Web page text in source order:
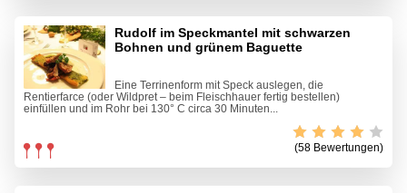
Rudolf im Speckmantel mit schwarzen
Bohnen und grünem Baguette
Eine Terrinenform mit Speck auslegen, die
Rentierfarce (oder Wildpret – beim Fleischhauer fertig bestellen)
einfüllen und im Rohr bei 130° C circa 30 Minuten...
(58 Bewertungen)